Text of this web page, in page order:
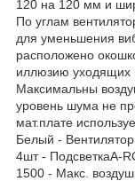
120 на 120 мм и
По углам
для уменьшения
расположено
иллюзию уходящих
Максимальны
уровень шума не
мат.плате
Белый -
4шт - ПодсветкаA-
1500 - Макс.